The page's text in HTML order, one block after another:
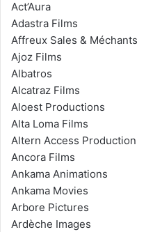
Act’Aura
Adastra Films
Affreux Sales & Méchants
Ajoz Films
Albatros
Alcatraz Films
Aloest Productions
Alta Loma Films
Altern Access Production
Ancora Films
Ankama Animations
Ankama Movies
Arbore Pictures
Ardèche Images